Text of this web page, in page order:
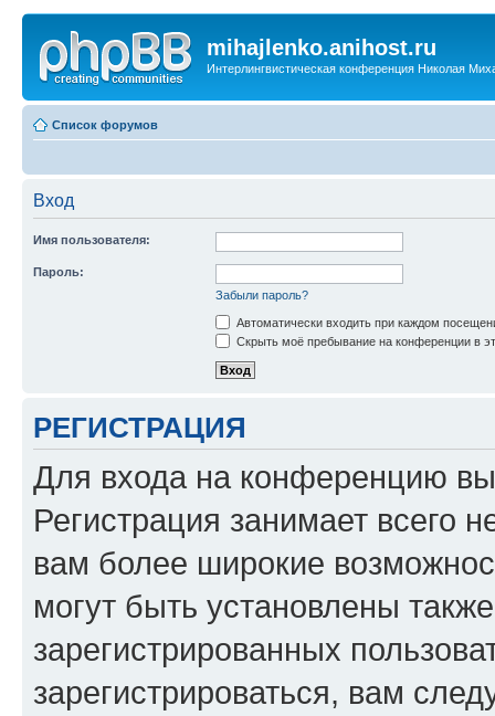
mihajlenko.anihost.ru
Интерлингвистическая конференция Николая
Список форумов
Вход
Имя пользователя:
Пароль:
Забыли пароль?
Автоматически входить при каждом
Скрыть моё пребывание на конференции в
РЕГИСТРАЦИЯ
Для входа на конференцию
Регистрация занимает всего
вам более широкие
могут быть установлены
зарегистрированных
зарегистрироваться, вам